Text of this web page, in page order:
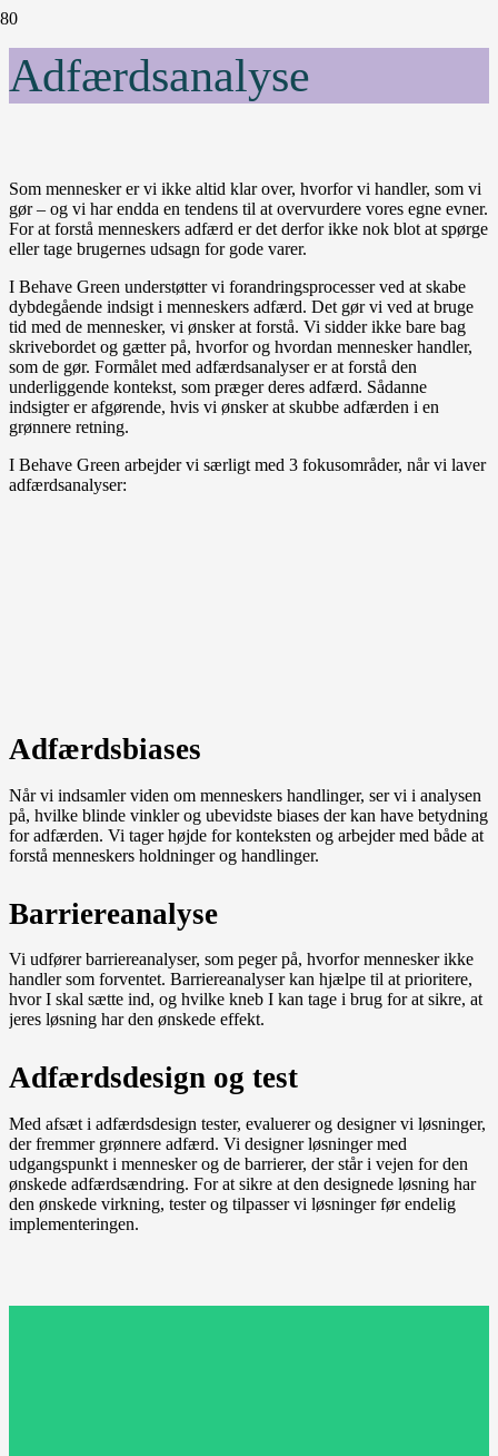
Adfærdsanalyse
Som mennesker er vi ikke altid klar over, hvorfor vi handler, som vi
gør – og vi har endda en tendens til at overvurdere vores egne evner.
For at forstå menneskers adfærd er det derfor ikke nok blot at spørge
eller tage brugernes udsagn for gode varer.
I Behave Green understøtter vi forandringsprocesser ved at skabe
dybdegående indsigt i menneskers adfærd. Det gør vi ved at bruge
tid med de mennesker, vi ønsker at forstå. Vi sidder ikke bare bag
skrivebordet og gætter på, hvorfor og hvordan mennesker handler,
som de gør. Formålet med adfærdsanalyser er at forstå den
underliggende kontekst, som præger deres adfærd. Sådanne
indsigter er afgørende, hvis vi ønsker at skubbe adfærden i en
grønnere retning.
I Behave Green arbejder vi særligt med 3 fokusområder, når vi laver
adfærdsanalyser:
Adfærdsbiases
Når vi indsamler viden om menneskers handlinger, ser vi i analysen
på, hvilke blinde vinkler og ubevidste biases der kan have betydning
for adfærden. Vi tager højde for konteksten og arbejder med både at
forstå menneskers holdninger og handlinger.
Barriereanalyse
Vi udfører barriereanalyser, som peger på, hvorfor mennesker ikke
handler som forventet. Barriereanalyser kan hjælpe til at prioritere,
hvor I skal sætte ind, og hvilke kneb I kan tage i brug for at sikre, at
jeres løsning har den ønskede effekt.
Adfærdsdesign og test
Med afsæt i adfærdsdesign tester, evaluerer og designer vi løsninger,
der fremmer grønnere adfærd. Vi designer løsninger med
udgangspunkt i mennesker og de barrierer, der står i vejen for den
ønskede adfærdsændring. For at sikre at den designede løsning har
den ønskede virkning, tester og tilpasser vi løsninger før endelig
implementeringen.